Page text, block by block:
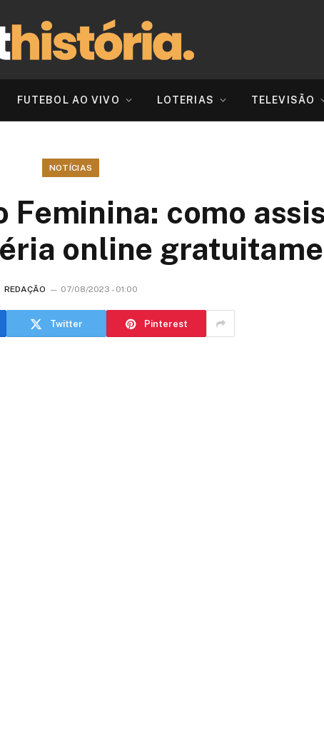
FUTEBOL AO VIVO LOTERIAS TELEVISÃO
NOTÍCIAS
Feminina: como
online
REDAÇÃO 07/08/2023 - 01:00
Twitter Pinterest